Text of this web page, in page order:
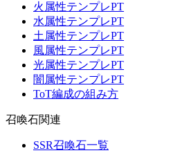
火属性テンプレPT
水属性テンプレPT
土属性テンプレPT
風属性テンプレPT
光属性テンプレPT
闇属性テンプレPT
ToT編成の組み方
召喚石関連
SSR召喚石一覧